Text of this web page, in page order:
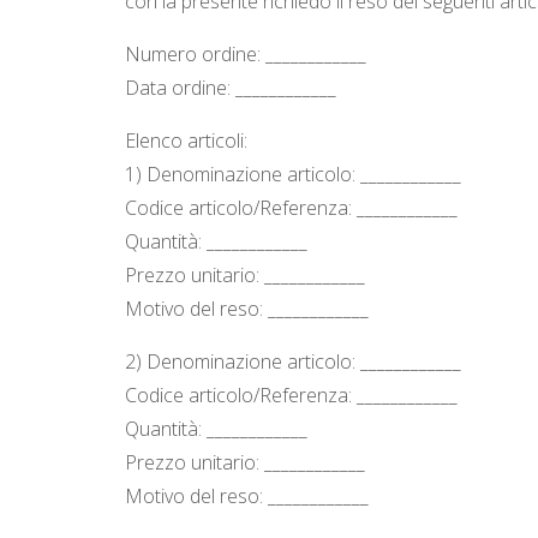
Numero ordine: ____________
Data ordine: ____________
Elenco articoli:
1) Denominazione articolo: ____________
Codice articolo/Referenza: ____________
Quantità: ____________
Prezzo unitario: ____________
Motivo del reso: ____________
2) Denominazione articolo: ____________
Codice articolo/Referenza: ____________
Quantità: ____________
Prezzo unitario: ____________
Motivo del reso: ____________